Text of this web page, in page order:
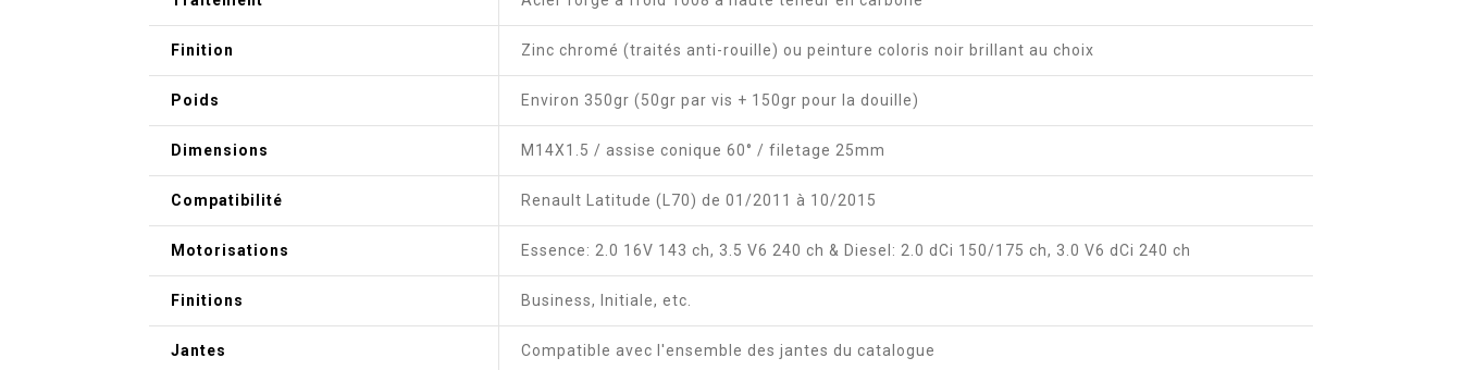
Finition Zinc chromé (traités anti-rouille) ou peinture coloris noir brillant au choix
Poids Environ 350gr (50gr par vis + 150gr pour la douille)
Dimensions M14X1.5 / assise conique 60° / filetage 25mm
Compatibilité Renault Latitude (L70) de 01/2011 à 10/2015
Motorisations Essence: 2.0 16V 143 ch, 3.5 V6 240 ch & Diesel: 2.0 dCi 150/175 ch, 3.0 V6 dCi 240 ch
Finitions Business, Initiale, etc.
Jantes Compatible avec l'ensemble des jantes du catalogue